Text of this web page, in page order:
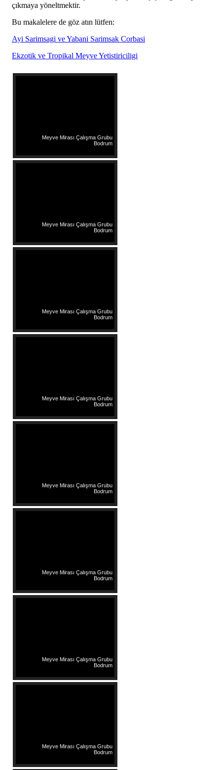
çıkmaya yöneltmektir.
Bu makalelere de göz atın lütfen:
Ayi Sarimsagi ve Yabani Sarimsak Corbasi
Ekzotik ve Tropikal Meyve Yetistiriciligi
Meyve Mirası Çalışma Grubu
Bodrum
Meyve Mirası Çalışma Grubu
Bodrum
Meyve Mirası Çalışma Grubu
Bodrum
Meyve Mirası Çalışma Grubu
Bodrum
Meyve Mirası Çalışma Grubu
Bodrum
Meyve Mirası Çalışma Grubu
Bodrum
Meyve Mirası Çalışma Grubu
Bodrum
Meyve Mirası Çalışma Grubu
Bodrum